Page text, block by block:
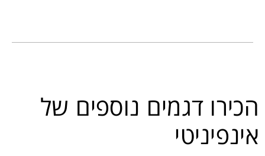
הכירו דגמים נוספים של
אינפיניטי